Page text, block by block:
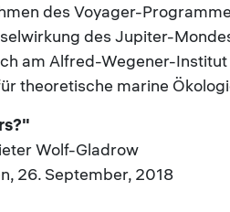
des Voyager-
des Jupiter-
am Alfred-Wegener-
theoretische marine
Wolf-Gladrow
26. September, 2018